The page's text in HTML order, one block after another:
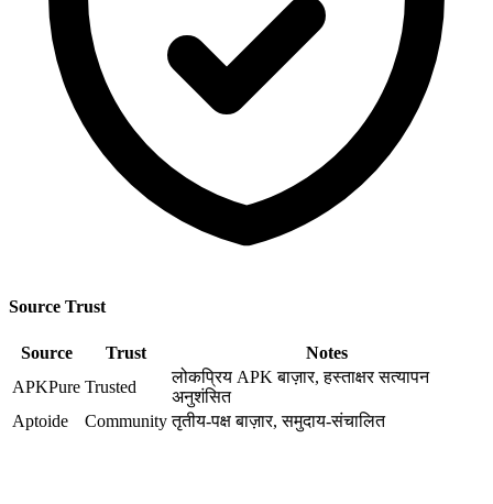
Source Trust
Source Trust
Notes
APKPure Trusted
लोकप्रिय APK बाज़ार, हस्ताक्षर सत्यापन
अनुशंसित
Aptoide
Community तृतीय-पक्ष बाज़ार, समुदाय-संचालित